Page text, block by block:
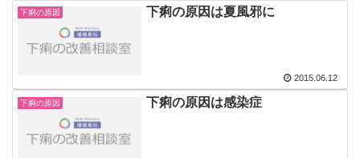
下痢の原因 下痢の原因は夏風邪に
2015.06.12
下痢の原因 下痢の原因は感染症